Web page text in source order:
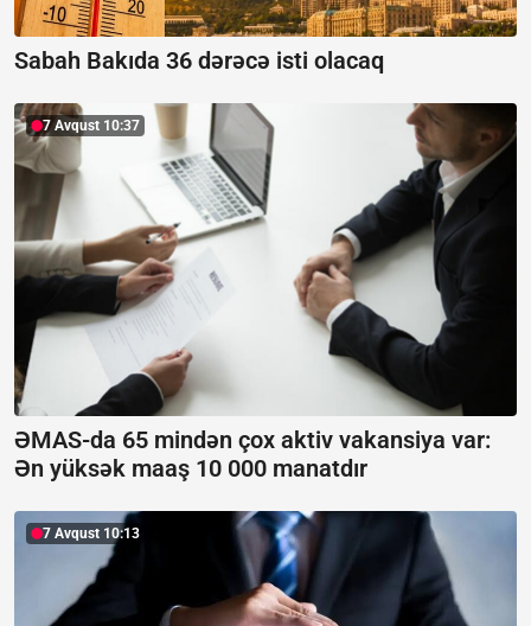
Sabah Bakıda 36 dərəcə isti olacaq
7 Avqust 10:37
ƏMAS-da 65 mindən çox aktiv vakansiya var:
Ən yüksək maaş 10 000 manatdır
7 Avqust 10:13